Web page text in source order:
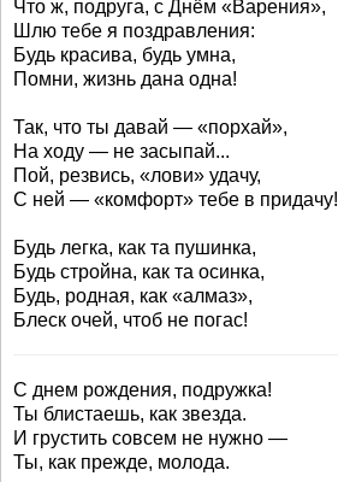
Что ж, подруга, с Днём «Варения»,
Шлю тебе я поздравления:
Будь красива, будь умна,
Помни, жизнь дана одна!
Так, что ты давай — «порхай»,
На ходу — не засыпай...
Пой, резвись, «лови» удачу,
С ней — «комфорт» тебе в придачу!
Будь легка, как та пушинка,
Будь стройна, как та осинка,
Будь, родная, как «алмаз»,
Блеск очей, чтоб не погас!
С днем рождения, подружка!
Ты блистаешь, как звезда.
И грустить совсем не нужно —
Ты, как прежде, молода.